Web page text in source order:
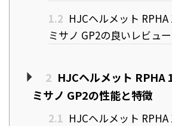
1.2 HJCヘルメット
ミサノ GP2の良いレビュ
2 HJCヘルメット RPHA
ミサノ GP2の性能と特徴
2.1 HJCヘルメット